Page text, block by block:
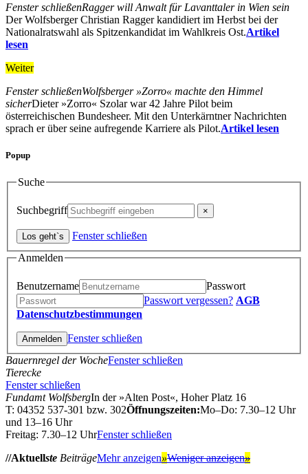
Fenster schließenRagger will Anwalt für Lavanttaler in Wien sein
Der Wolfsberger Christian Ragger kandidiert im Herbst bei der
Nationalratswahl als Spitzenkandidat im Wahlkreis Ost.Artikel
lesen
Weiter
Fenster schließenWolfsberger »Zorro« machte den Himmel
sicherDieter »Zorro« Szolar war 42 Jahre Pilot beim
österreichischen Bundesheer. Mit den Unterkärntner Nachrichten
sprach er über seine aufregende Karriere als Pilot.Artikel lesen
Popup
Suche
Suchbegriff
Fenster schließen
Anmelden
Benutzername
Passwort
Passwort vergessen? AGB
Datenschutzbestimmungen
Fenster schließen
Bauernregel der WocheFenster schließen
Tierecke
Fenster schließen
Fundamt WolfsbergIn der »Alten Post«, Hoher Platz 16
T: 04352 537-301 bzw. 302Öffnungszeiten:Mo–Do: 7.30–12 Uhr
und 13–16 Uhr
Freitag: 7.30–12 UhrFenster schließen
//Aktuellste BeiträgeMehr anzeigen»Weniger anzeigen»